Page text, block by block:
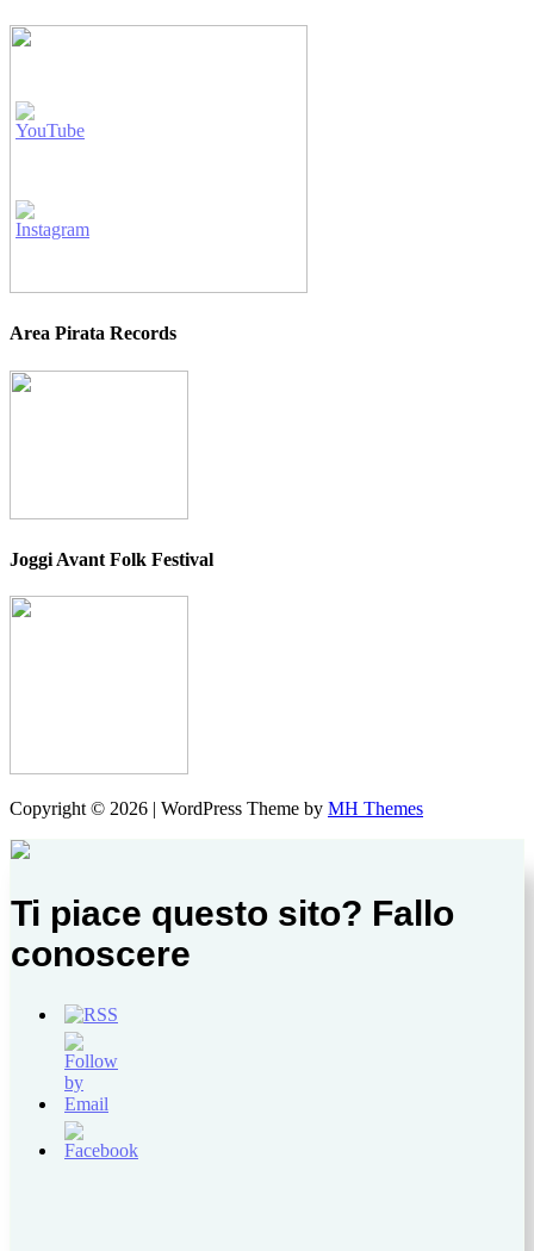
Area Pirata Records
Joggi Avant Folk Festival
Copyright © 2026 | WordPress Theme by MH Themes
Ti piace questo sito? Fallo
conoscere